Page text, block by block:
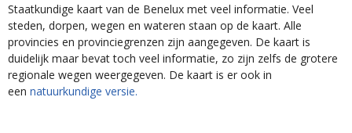
Staatkundige kaart van de Benelux met veel informatie. Veel
steden, dorpen, wegen en wateren staan op de kaart. Alle
provincies en provinciegrenzen zijn aangegeven. De kaart is
duidelijk maar bevat toch veel informatie, zo zijn zelfs de grotere
regionale wegen weergegeven. De kaart is er ook in
een natuurkundige versie.